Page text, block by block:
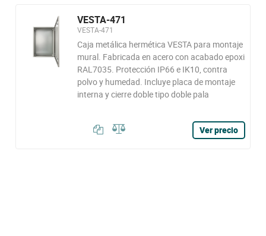
VESTA-471
VESTA-471
Caja metálica hermética VESTA para montaje
mural. Fabricada en acero con acabado epoxi
RAL7035. Protección IP66 e IK10, contra
polvo y humedad. Incluye placa de montaje
interna y cierre doble tipo doble pala
Ver precio